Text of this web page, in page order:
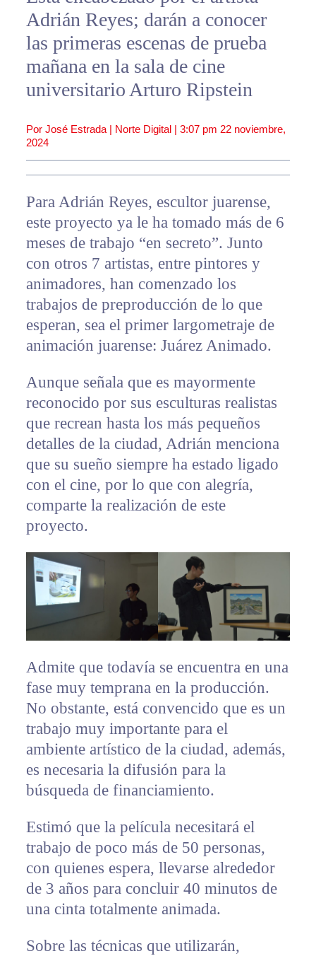
Adrián Reyes; darán a conocer
las primeras escenas de prueba
mañana en la sala de cine
universitario Arturo Ripstein
Por José Estrada | Norte Digital | 3:07 pm 22 noviembre,
2024
Para Adrián Reyes, escultor juarense,
este proyecto ya le ha tomado más de 6
meses de trabajo “en secreto”. Junto
con otros 7 artistas, entre pintores y
animadores, han comenzado los
trabajos de preproducción de lo que
esperan, sea el primer largometraje de
animación juarense: Juárez Animado.
Aunque señala que es mayormente
reconocido por sus esculturas realistas
que recrean hasta los más pequeños
detalles de la ciudad, Adrián menciona
que su sueño siempre ha estado ligado
con el cine, por lo que con alegría,
comparte la realización de este
proyecto.
Admite que todavía se encuentra en una
fase muy temprana en la producción.
No obstante, está convencido que es un
trabajo muy importante para el
ambiente artístico de la ciudad, además,
es necesaria la difusión para la
búsqueda de financiamiento.
Estimó que la película necesitará el
trabajo de poco más de 50 personas,
con quienes espera, llevarse alrededor
de 3 años para concluir 40 minutos de
una cinta totalmente animada.
Sobre las técnicas que utilizarán,